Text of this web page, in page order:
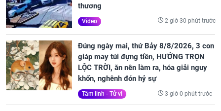
thương
Video 2 giờ 30 phút trước
Đúng ngày mai, thứ Bảy 8/8/2026, 3 con
giáp may túi đựng tiền, HƯỞNG TRỌN
LỘC TRỜI, ăn nên làm ra, hóa giải nguy
khốn, nghênh đón hỷ sự
Tâm linh - Tử vi 3 giờ 0 phút trước